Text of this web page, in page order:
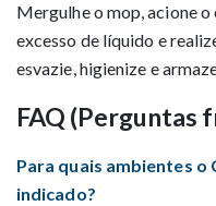
Mergulhe o mop, acione
excesso de líquido e
esvazie, higienize e
FAQ (Perguntas
Para quais ambientes o
indicado?